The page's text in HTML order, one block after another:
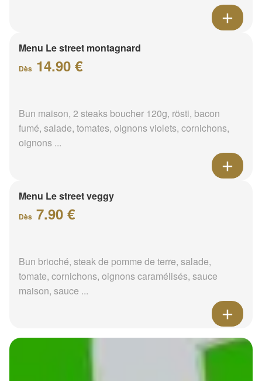
Menu Le street montagnard
Dès 14.90 €
Bun maison, 2 steaks boucher 120g, rösti, bacon
fumé, salade, tomates, oignons violets, cornichons,
oignons ...
Menu Le street veggy
Dès 7.90 €
Bun brioché, steak de pomme de terre, salade,
tomate, cornichons, oignons caramélisés, sauce
maison, sauce ...